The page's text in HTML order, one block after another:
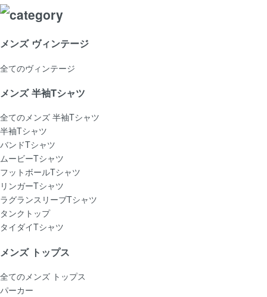
メンズ ヴィンテージ
全てのヴィンテージ
メンズ 半袖Tシャツ
全てのメンズ 半袖Tシャツ
半袖Tシャツ
バンドTシャツ
ムービーTシャツ
フットボールTシャツ
リンガーTシャツ
ラグランスリーブTシャツ
タンクトップ
タイダイTシャツ
メンズ トップス
全てのメンズ トップス
パーカー